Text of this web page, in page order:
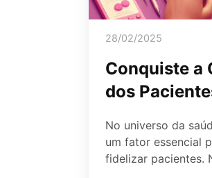
28/02/2025
Conquiste a
dos
Nefrologia
No universo da
um fator essencial
fidelizar pacientes.